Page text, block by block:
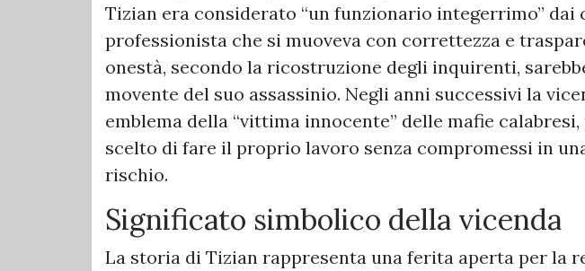
Tizian era considerato “un funzionario integerrimo” dai
professionista che si muoveva con correttezza e
onestà, secondo la ricostruzione degli inquirenti,
movente del suo assassinio. Negli anni successivi la
emblema della “vittima innocente” delle mafie calabresi,
scelto di fare il proprio lavoro senza compromessi in
rischio.
Significato simbolico della vicenda
La storia di Tizian rappresenta una ferita aperta per la